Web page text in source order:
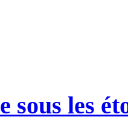
sous les